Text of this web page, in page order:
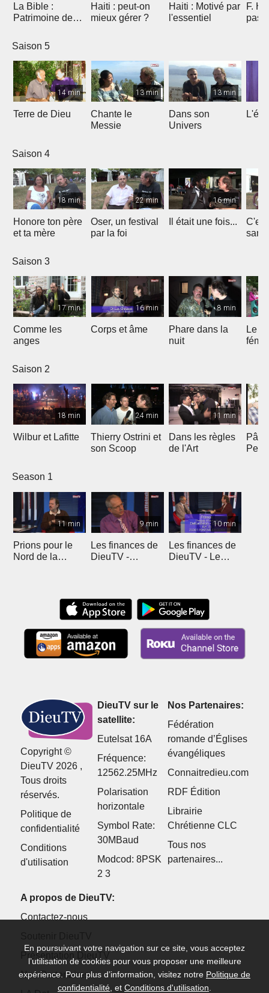
La Bible :
Patrimoine de
Marseille
Haiti : peut-on
mieux gérer ?
Haiti : Motivé par
l'essentiel
F.
pas
Saison 5
14 min
Terre de Dieu
13 min
Chante le
Messie
13 min
Dans son
Univers
Saison 4
18 min
Honore ton père
et ta mère
22 min
Oser, un festival
par la foi
16 min
Il était une fois...
Saison 3
17 min
Comme les
anges
16 min
Corps et âme
8 min
Phare dans la
nuit
Le
Saison 2
18 min
Wilbur et Lafitte
24 min
Thierry Ostrini et
son Scoop
11 min
Dans les règles
de l'Art
Season 1
11 min
Prions pour le
Nord de la
9 min
Les finances de
DieuTV -
10 min
Les finances de
DieuTV - Le
Copyright ©
DieuTV 2026 ,
Tous droits
réservés.
Politique de
confidentialité
Conditions
d'utilisation
DieuTV sur le
satellite:
Eutelsat 16A
Fréquence:
12562.25MHz
Polarisation
horizontale
Symbol Rate:
30MBaud
Modcod: 8PSK
2 3
Nos Partenaires:
Fédération
romande d’Églises
évangéliques
Connaitredieu.com
RDF Édition
Librairie
Chrétienne CLC
Tous nos
partenaires...
A propos de DieuTV:
Contactez-nous
Présentation DieuTV
Nos Partenaires
En poursuivant votre navigation sur ce site, vous acceptez
l’utilisation de cookies pour vous proposer une meilleure
expérience. Pour plus d’information, visitez notre Politique de
confidentialité , et Conditions d'utilisation